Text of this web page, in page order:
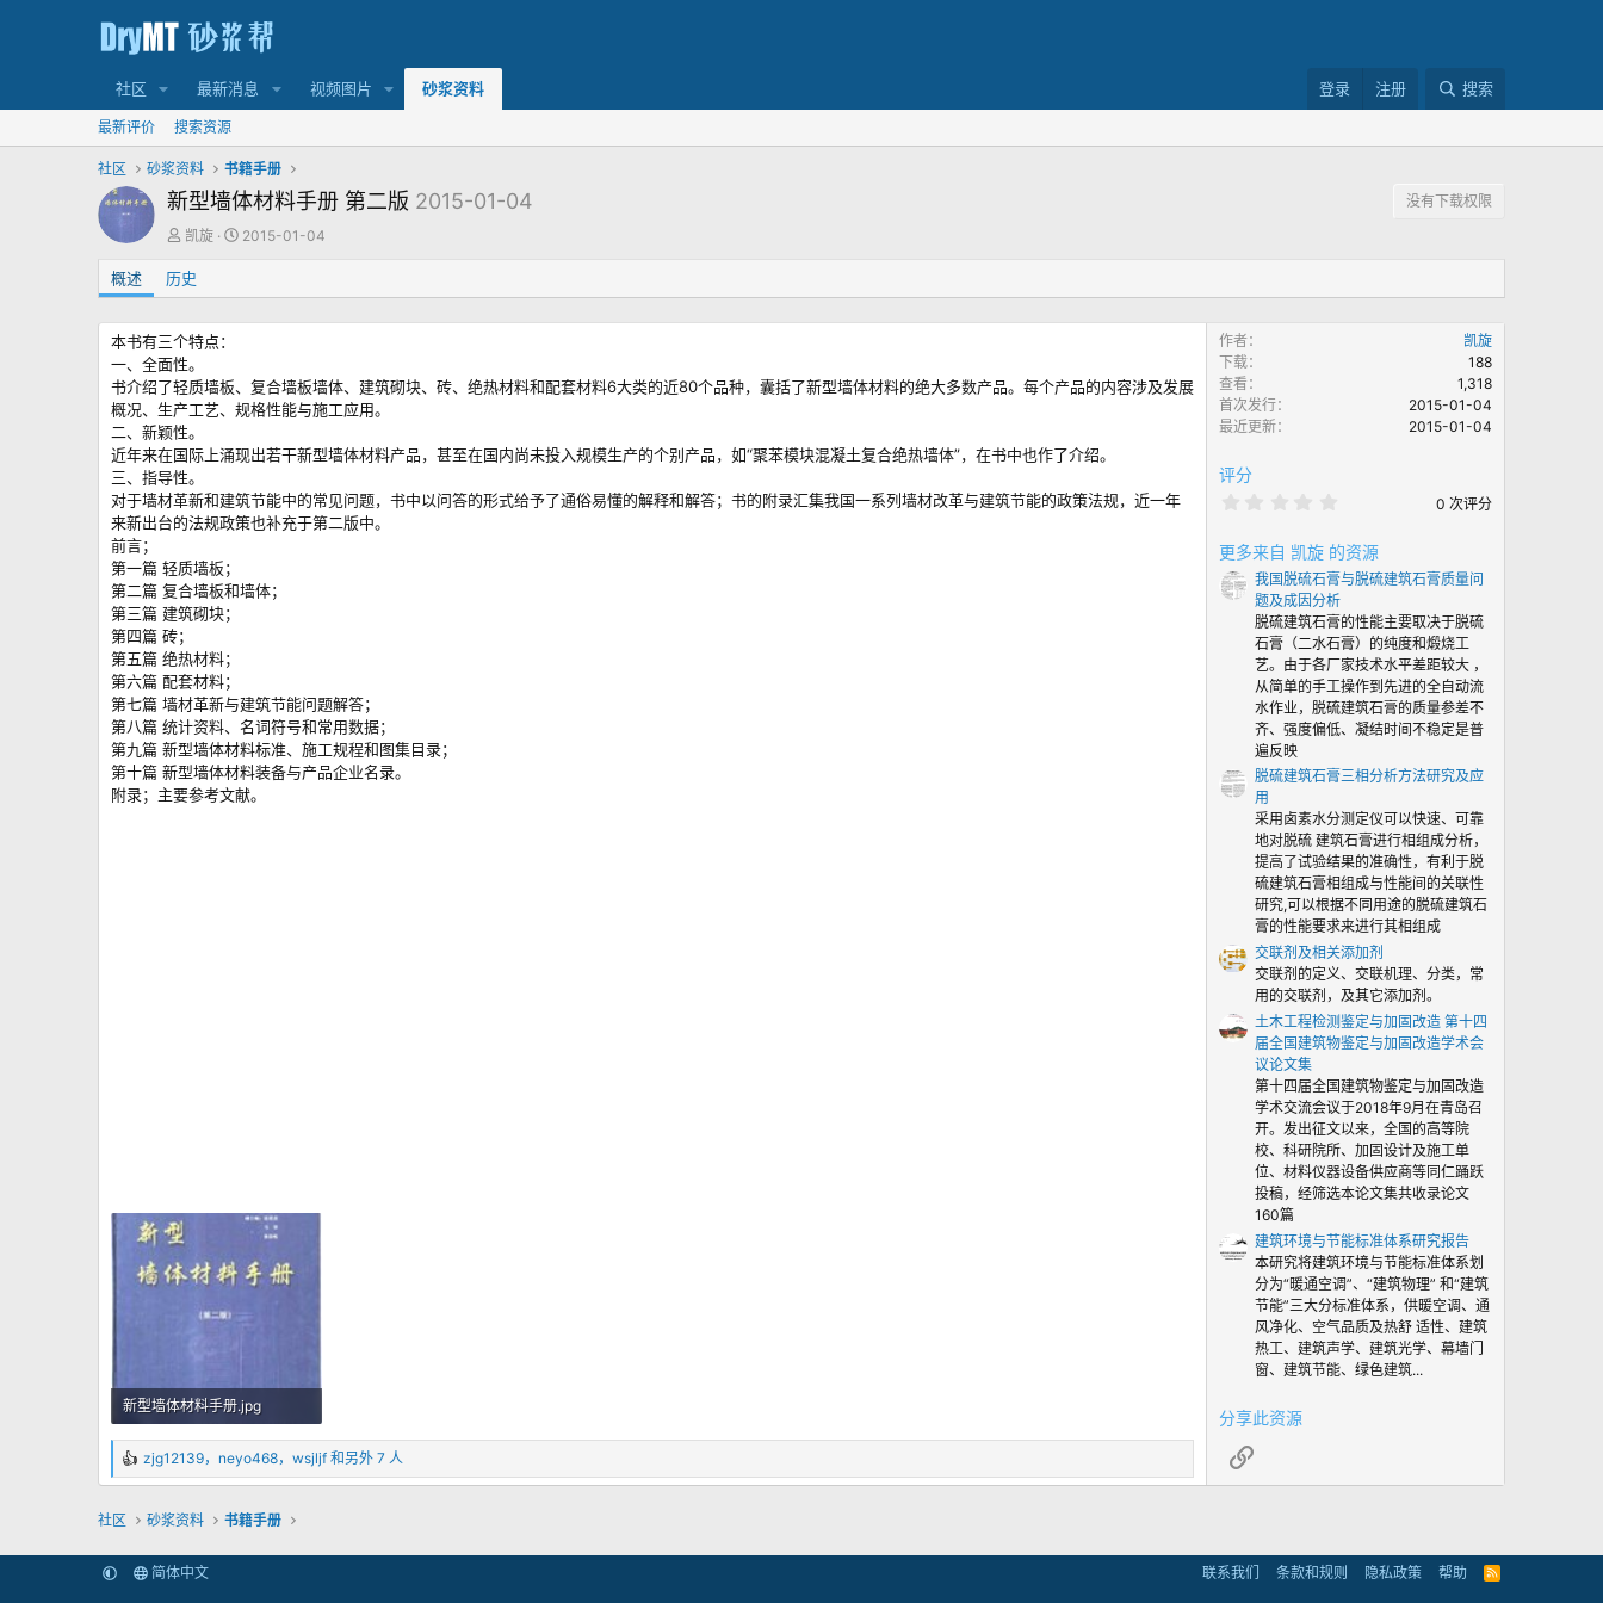
社区 最新消息 视频图片 砂浆资料 登录 注册 搜索
最新评价 搜索资源
社区 砂浆资料 书籍手册
新型墙体材料手册 第二版 2015-01-04
没有下载权限
作
凯旋
创
期
2015-01-04
概述 历史
本书有三个特点：
一、全面性。
书介绍了轻质墙板、复合墙板墙体、建筑砌块、砖、绝热材料和配套材料6大类的近80个品种，囊括了新型墙体材料的绝大多数产品。每个产品的内容涉及发展
概况、生产工艺、规格性能与施工应用。
二、新颖性。
近年来在国际上涌现出若干新型墙体材料产品，甚至在国内尚未投入规模生产的个别产品，如“聚苯模块混凝土复合绝热墙体”，在书中也作了介绍。
三、指导性。
对于墙材革新和建筑节能中的常见问题，书中以问答的形式给予了通俗易懂的解释和解答；书的附录汇集我国一系列墙材改革与建筑节能的政策法规，近一年
来新出台的法规政策也补充于第二版中。
前言；
第一篇 轻质墙板；
第二篇 复合墙板和墙体；
第三篇 建筑砌块；
第四篇 砖；
第五篇 绝热材料；
第六篇 配套材料；
第七篇 墙材革新与建筑节能问题解答；
第八篇 统计资料、名词符号和常用数据；
第九篇 新型墙体材料标准、施工规程和图集目录；
第十篇 新型墙体材料装备与产品企业名录。
附录；主要参考文献。
新型墙体材料手册.jpg
35.5 KB · 查看： 124
反
馈
：
zjg12139， neyo468， wsjljf 和另外 7 人
作者
凯旋
下载
188
查看
1,318
首次发行
2015-01-04
最近更新
2015-01-04
评分
0
颗
星
0 次评分
更多来自 凯旋 的资源
我国脱硫石膏与脱硫建筑石膏质量问
题及成因分析
脱硫建筑石膏的性能主要取决于脱硫
石膏（二水石膏）的纯度和煅烧工
艺。由于各厂家技术水平差距较大 ，
从简单的手工操作到先进的全自动流
水作业，脱硫建筑石膏的质量参差不
齐、强度偏低、凝结时间不稳定是普
遍反映
脱硫建筑石膏三相分析方法研究及应
用
采用卤素水分测定仪可以快速、可靠
地对脱硫 建筑石膏进行相组成分析，
提高了试验结果的准确性，有利于脱
硫建筑石膏相组成与性能间的关联性
研究,可以根据不同用途的脱硫建筑石
膏的性能要求来进行其相组成
交联剂及相关添加剂
交联剂的定义、交联机理、分类，常
用的交联剂，及其它添加剂。
土木工程检测鉴定与加固改造 第十四
届全国建筑物鉴定与加固改造学术会
议论文集
第十四届全国建筑物鉴定与加固改造
学术交流会议于2018年9月在青岛召
开。发出征文以来，全国的高等院
校、科研院所、加固设计及施工单
位、材料仪器设备供应商等同仁踊跃
投稿，经筛选本论文集共收录论文
160篇
建筑环境与节能标准体系研究报告
本研究将建筑环境与节能标准体系划
分为“暖通空调”、“建筑物理” 和“建筑
节能”三大分标准体系，供暖空调、通
风净化、空气品质及热舒 适性、建筑
热工、建筑声学、建筑光学、幕墙门
窗、建筑节能、绿色建筑...
分享此资源
链接
社区 砂浆资料 书籍手册
简体中文 联系我们 条款和规则 隐私政策 帮助
R